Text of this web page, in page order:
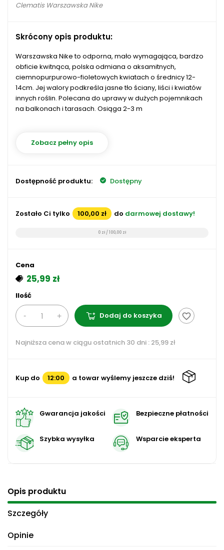
Clematis Warszawska Nike
Skrócony opis produktu:
Warszawska Nike to odporna, mało wymagająca, bardzo
obficie kwitnąca, polska odmiana o aksamitnych,
ciemnopurpurowo-fioletowych kwiatach o średnicy 12-
14cm. Jej walory podkreśla jasne tło ściany, liści i kwiatów
innych roślin. Polecana do uprawy w dużych pojemnikach
na balkonach i tarasach. Osiąga 2-3 m
Zobacz pełny opis
Dostępność produktu: Dostępny
Zostało Ci tylko 100,00 zł do darmowej dostawy!
0 zł / 100,00 zł
Cena
25,99 zł
Ilość
Dodaj do koszyka favorite_border
Najniższa cena w ciągu ostatnich 30 dni : 25,99 zł
Kup do 12:00 a towar wyślemy jeszcze dziś!
Gwarancja jakości Bezpieczne płatności
Szybka wysyłka Wsparcie eksperta
Opis produktu
Szczegóły
Opinie